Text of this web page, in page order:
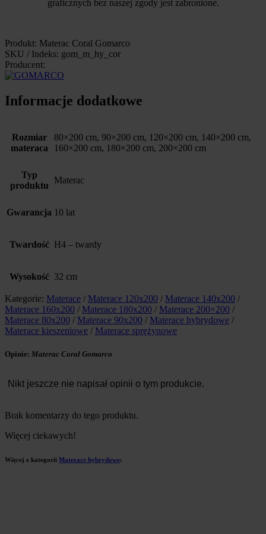
graficznych bez naszej zgody jest zabronione.
Produkt: Materac Coral Gomarco
SKU / Indeks: gom_m_hy_cor
Producent:
Informacje dodatkowe
Rozmiar
materaca
80×200 cm, 90×200 cm, 120×200 cm, 140×200 cm,
160×200 cm, 180×200 cm, 200×200 cm
Typ
produktu
Materac
Gwarancja 10 lat
Twardość H4 – twardy
Wysokość 32 cm
Kategorie: Materace / Materace 120x200 / Materace 140x200 /
Materace 160x200 / Materace 180x200 / Materace 200×200 /
Materace 80x200 / Materace 90x200 / Materace hybrydowe /
Materace kieszeniowe / Materace sprężynowe
Opinie: Materac Coral Gomarco
Nikt jeszcze nie napisał opinii o tym produkcie.
Brak komentarzy do tego produktu.
Więcej ciekawych!
Więcej z kategorii Materace hybrydowe: